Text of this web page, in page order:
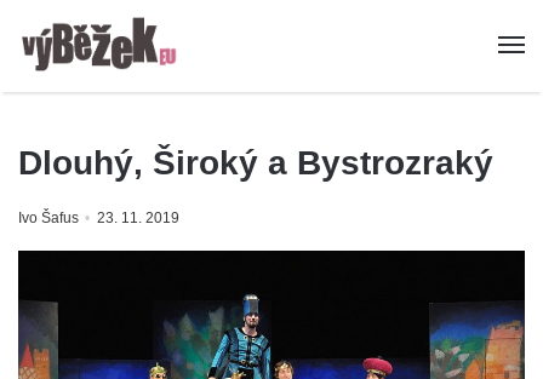
Dlouhý, Široký a Bystrozraký
Ivo Šafus 23. 11. 2019